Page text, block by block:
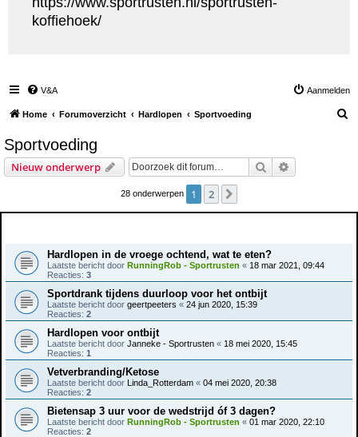
koffiehoek/
V&A Aanmelden
Home Forumoverzicht Hardlopen Sportvoeding
Sportvoeding
Nieuw onderwerp Zoek
28 onderwerpen 1 2
Hardlopen in de vroege ochtend, wat te eten?
Laatste bericht door RunningRob - Sportrusten « 18 mar 2021, 09:44
Reacties: 3
Sportdrank tijdens duurloop voor het ontbijt
Laatste bericht door geertpeeters « 24 jun 2020, 15:39
Reacties: 2
Hardlopen voor ontbijt
Laatste bericht door Janneke - Sportrusten « 18 mei 2020, 15:45
Reacties: 1
Vetverbranding/Ketose
Laatste bericht door Linda_Rotterdam « 04 mei 2020, 20:38
Reacties: 2
Bietensap 3 uur voor de wedstrijd óf 3 dagen?
Laatste bericht door RunningRob - Sportrusten « 01 mar 2020, 22:10
Reacties: 2